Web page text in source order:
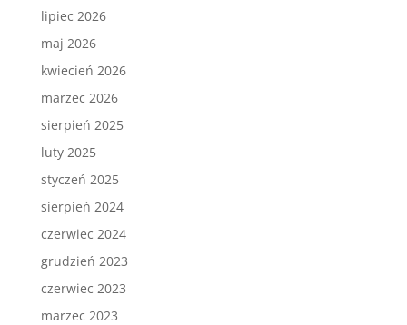
lipiec 2026
maj 2026
kwiecień 2026
marzec 2026
sierpień 2025
luty 2025
styczeń 2025
sierpień 2024
czerwiec 2024
grudzień 2023
czerwiec 2023
marzec 2023